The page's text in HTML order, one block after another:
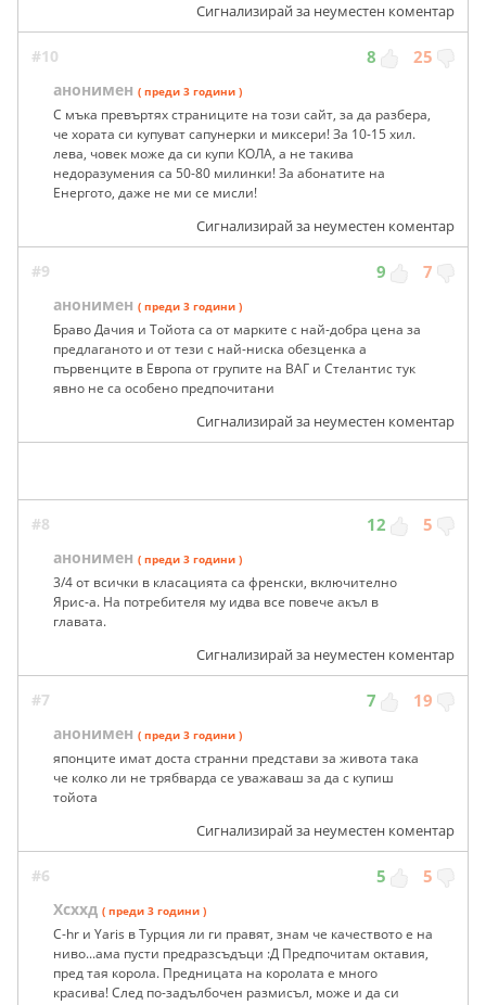
Сигнализирай за неуместен коментар
#10 8 25
анонимен ( преди 3 години )
С мъка превъртях страниците на този сайт, за да разбера,
че хората си купуват сапунерки и миксери! За 10-15 хил.
лева, човек може да си купи КОЛА, а не такива
недоразумения са 50-80 милинки! За абонатите на
Енергото, даже не ми се мисли!
Сигнализирай за неуместен коментар
#9 9 7
анонимен ( преди 3 години )
Браво Дачия и Тойота са от марките с най-добра цена за
предлаганото и от тези с най-ниска обезценка а
първенците в Европа от групите на ВАГ и Стелантис тук
явно не са особено предпочитани
Сигнализирай за неуместен коментар
#8 12 5
анонимен ( преди 3 години )
3/4 от всички в класацията са френски, включително
Ярис-а. На потребителя му идва все повече акъл в
главата.
Сигнализирай за неуместен коментар
#7 7 19
анонимен ( преди 3 години )
японците имат доста странни представи за живота така
че колко ли не трябварда се уважаваш за да с купиш
тойота
Сигнализирай за неуместен коментар
#6 5 5
Хсххд ( преди 3 години )
C-hr и Yaris в Турция ли ги правят, знам че качеството е на
ниво...ама пусти предразсъдъци :Д Предпочитам октавия,
пред тая корола. Предницата на королата е много
красива! След по-задълбочен размисъл, може и да си